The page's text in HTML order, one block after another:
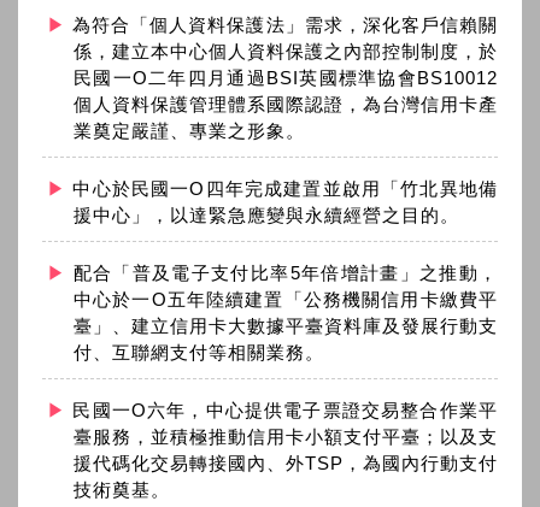
為符合「個人資料保護法」需求，深化客戶信賴關
係，建立本中心個人資料保護之內部控制制度，於
民國一O二年四月通過BSI英國標準協會BS10012
個人資料保護管理體系國際認證，為台灣信用卡產
業奠定嚴謹、專業之形象。
中心於民國一O四年完成建置並啟用「竹北異地備
援中心」，以達緊急應變與永續經營之目的。
配合「普及電子支付比率5年倍增計畫」之推動，
中心於一O五年陸續建置「公務機關信用卡繳費平
臺」、建立信用卡大數據平臺資料庫及發展行動支
付、互聯網支付等相關業務。
民國一O六年，中心提供電子票證交易整合作業平
臺服務，並積極推動信用卡小額支付平臺；以及支
援代碼化交易轉接國內、外TSP，為國內行動支付
技術奠基。